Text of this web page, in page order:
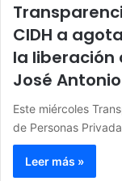
CIDH a
la liberación
José
Este miércoles
de Personas
Leer más »